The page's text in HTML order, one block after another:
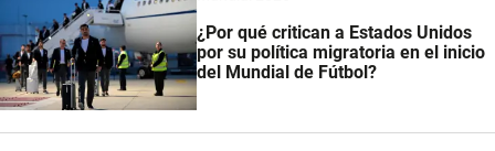
¿Por qué critican a Estados Unidos
por su política migratoria en el inicio
del Mundial de Fútbol?